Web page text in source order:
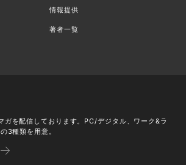
情報提供
著者一覧
ガを配信しております。PC/デジタル、ワーク&ラ
3種類を用意。